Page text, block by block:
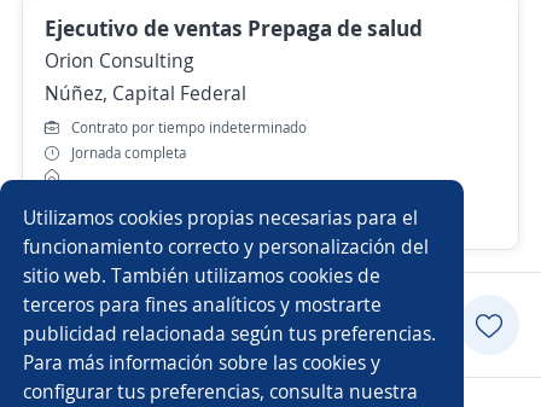
Utilizamos cookies propias necesarias para el
funcionamiento correcto y personalización del
sitio web. También utilizamos cookies de
terceros para fines analíticos y mostrarte
publicidad relacionada según tus preferencias.
Para más información sobre las cookies y
configurar tus preferencias, consulta nuestra
Ejecutivo de ventas Prepaga de salud
Orion Consulting
Núñez, Capital Federal
Contrato por tiempo indeterminado
Jornada completa
Más de 30 días
Postularme